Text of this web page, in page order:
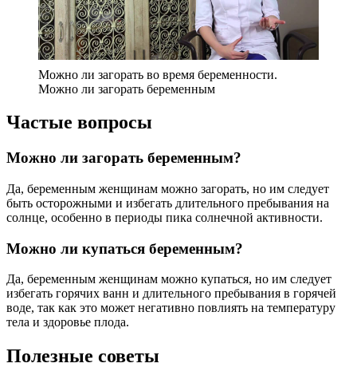
Можно ли загорать во время беременности.
Можно ли загорать беременным
Частые вопросы
Можно ли загорать беременным?
Да, беременным женщинам можно загорать, но им следует
быть осторожными и избегать длительного пребывания на
солнце, особенно в периоды пика солнечной активности.
Можно ли купаться беременным?
Да, беременным женщинам можно купаться, но им следует
избегать горячих ванн и длительного пребывания в горячей
воде, так как это может негативно повлиять на температуру
тела и здоровье плода.
Полезные советы